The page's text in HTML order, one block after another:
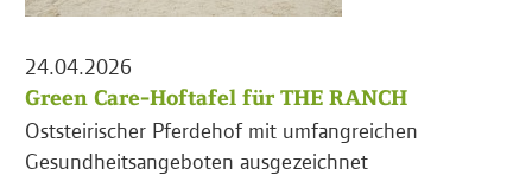
24.04.2026
Green Care-Hoftafel für THE RANCH
Oststeirischer Pferdehof mit umfangreichen
Gesundheitsangeboten ausgezeichnet